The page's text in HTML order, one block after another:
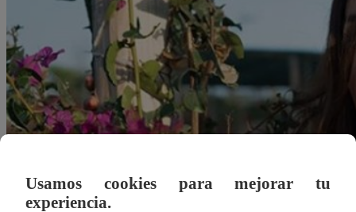
Usamos cookies para mejorar tu
experiencia.